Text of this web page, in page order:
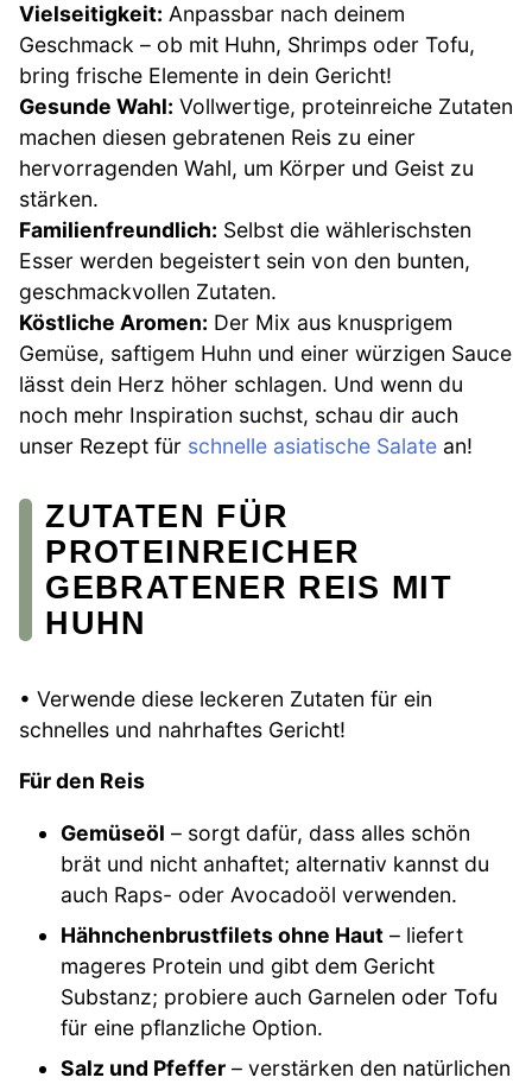
Vielseitigkeit: Anpassbar nach deinem
Geschmack – ob mit Huhn, Shrimps oder Tofu,
bring frische Elemente in dein Gericht!
Gesunde Wahl: Vollwertige, proteinreiche Zutaten
machen diesen gebratenen Reis zu einer
hervorragenden Wahl, um Körper und Geist zu
stärken.
Familienfreundlich: Selbst die wählerischsten
Esser werden begeistert sein von den bunten,
geschmackvollen Zutaten.
Köstliche Aromen: Der Mix aus knusprigem
Gemüse, saftigem Huhn und einer würzigen Sauce
lässt dein Herz höher schlagen. Und wenn du
noch mehr Inspiration suchst, schau dir auch
unser Rezept für schnelle asiatische Salate an!
ZUTATEN FÜR
PROTEINREICHER
GEBRATENER REIS MIT
HUHN
• Verwende diese leckeren Zutaten für ein
schnelles und nahrhaftes Gericht!
Für den Reis
Gemüseöl – sorgt dafür, dass alles schön
brät und nicht anhaftet; alternativ kannst du
auch Raps- oder Avocadoöl verwenden.
Hähnchenbrustfilets ohne Haut – liefert
mageres Protein und gibt dem Gericht
Substanz; probiere auch Garnelen oder Tofu
für eine pflanzliche Option.
Salz und Pfeffer – verstärken den natürlichen